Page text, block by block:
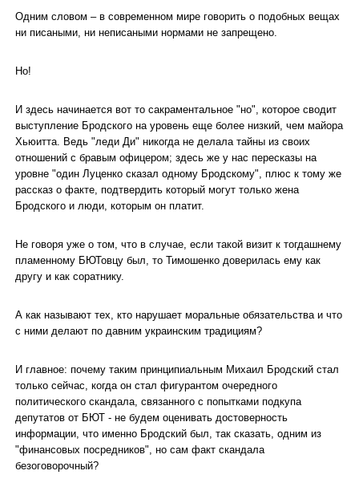
Одним словом – в современном мире говорить о подобных вещах
ни писаными, ни неписаными нормами не запрещено.
Но!
И здесь начинается вот то сакраментальное "но", которое сводит
выступление Бродского на уровень еще более низкий, чем майора
Хьюитта. Ведь "леди Ди" никогда не делала тайны из своих
отношений с бравым офицером; здесь же у нас пересказы на
уровне "один Луценко сказал одному Бродскому", плюс к тому же
рассказ о факте, подтвердить который могут только жена
Бродского и люди, которым он платит.
Не говоря уже о том, что в случае, если такой визит к тогдашнему
пламенному БЮТовцу был, то Тимошенко доверилась ему как
другу и как соратнику.
А как называют тех, кто нарушает моральные обязательства и что
с ними делают по давним украинским традициям?
И главное: почему таким принципиальным Михаил Бродский стал
только сейчас, когда он стал фигурантом очередного
политического скандала, связанного с попытками подкупа
депутатов от БЮТ - не будем оценивать достоверность
информации, что именно Бродский был, так сказать, одним из
"финансовых посредников", но сам факт скандала
безоговорочный?